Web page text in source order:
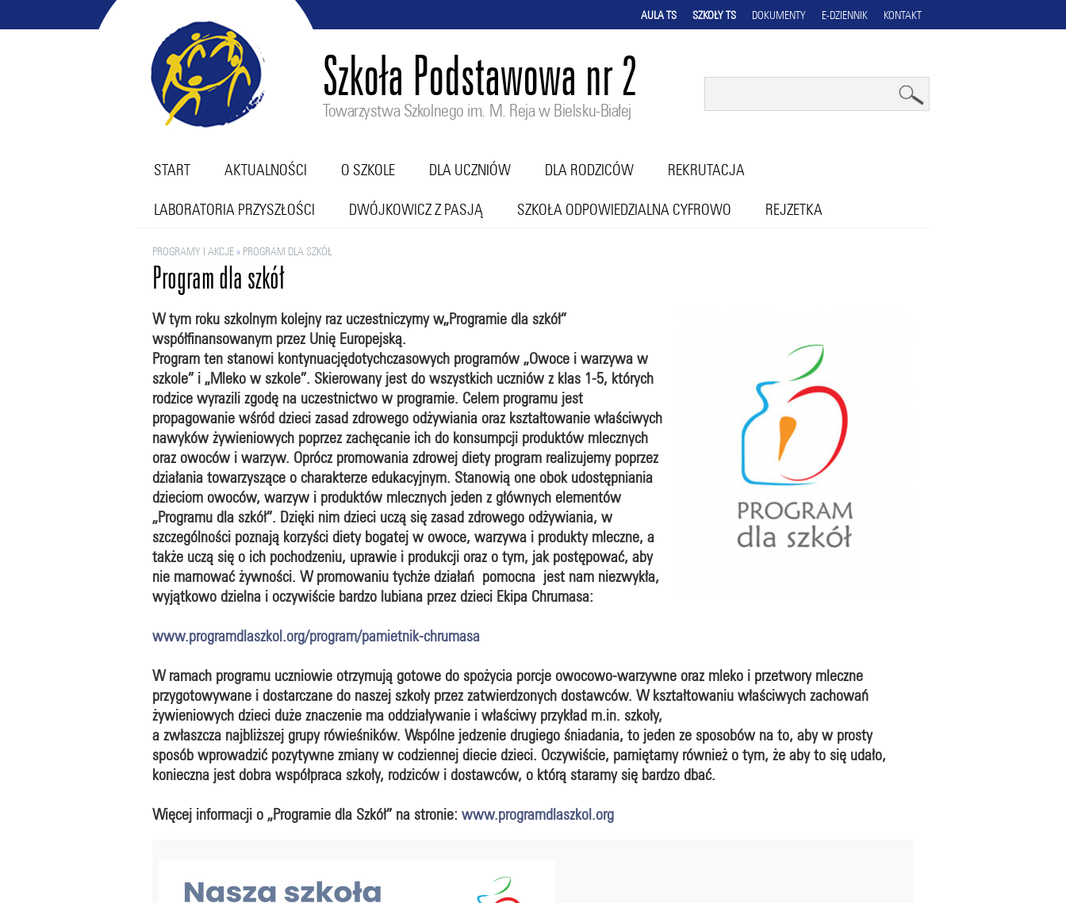
AULA TS SZKOŁY TS DOKUMENTY E-DZIENNIK KONTAKT
Szkoła Podstawowa nr 2
Towarzystwa Szkolnego im. M. Reja w Bielsku-Białej
START AKTUALNOŚCI O SZKOLE DLA UCZNIÓW DLA RODZICÓW REKRUTACJA
LABORATORIA PRZYSZŁOŚCI DWÓJKOWICZ Z PASJĄ SZKOŁA ODPOWIEDZIALNA CYFROWO REJZETKA
Program dla szkół
PROGRAMY I AKCJE» PROGRAM DLA SZKÓŁ
W tym roku szkolnym kolejny raz uczestniczymy w„Programie dla szkół”
współfinansowanym przez Unię Europejską.
Program ten stanowi kontynuacjędotychczasowych programów „Owoce i warzywa w
szkole” i „Mleko w szkole”. Skierowany jest do wszystkich uczniów z klas 1-5, których
rodzice wyrazili zgodę na uczestnictwo w programie. Celem programu jest
propagowanie wśród dzieci zasad zdrowego odżywiania oraz kształtowanie właściwych
nawyków żywieniowych poprzez zachęcanie ich do konsumpcji produktów mlecznych
oraz owoców i warzyw. Oprócz promowania zdrowej diety program realizujemy poprzez
działania towarzyszące o charakterze edukacyjnym. Stanowią one obok udostępniania
dzieciom owoców, warzyw i produktów mlecznych jeden z głównych elementów
„Programu dla szkół”. Dzięki nim dzieci uczą się zasad zdrowego odżywiania, w
szczególności poznają korzyści diety bogatej w owoce, warzywa i produkty mleczne, a
także uczą się o ich pochodzeniu, uprawie i produkcji oraz o tym, jak postępować, aby
nie marnować żywności. W promowaniu tychże działań pomocna jest nam niezwykła,
wyjątkowo dzielna i oczywiście bardzo lubiana przez dzieci Ekipa Chrumasa:
www.programdlaszkol.org/program/pamietnik-chrumasa
W ramach programu uczniowie otrzymują gotowe do spożycia porcje owocowo-warzywne oraz mleko i przetwory mleczne
przygotowywane i dostarczane do naszej szkoły przez zatwierdzonych dostawców. W kształtowaniu właściwych zachowań
żywieniowych dzieci duże znaczenie ma oddziaływanie i właściwy przykład m.in. szkoły,
a zwłaszcza najbliższej grupy rówieśników. Wspólne jedzenie drugiego śniadania, to jeden ze sposobów na to, aby w prosty
sposób wprowadzić pozytywne zmiany w codziennej diecie dzieci. Oczywiście, pamiętamy również o tym, że aby to się udało,
konieczna jest dobra współpraca szkoły, rodziców i dostawców, o którą staramy się bardzo dbać.
Więcej informacji o „Programie dla Szkół” na stronie: www.programdlaszkol.org